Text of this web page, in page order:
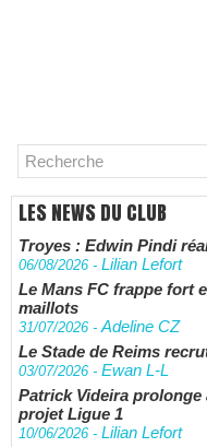
LES NEWS DU CLUB
Troyes : Edwin Pindi
06/08/2026 - Lilian Lefort
Le Mans FC frappe fort
maillots
31/07/2026 -Adeline CZ
Le Stade de Reims
03/07/2026 - Ewan L-L
Patrick Videira prolonge
projet Ligue 1
10/06/2026 - Lilian Lefort